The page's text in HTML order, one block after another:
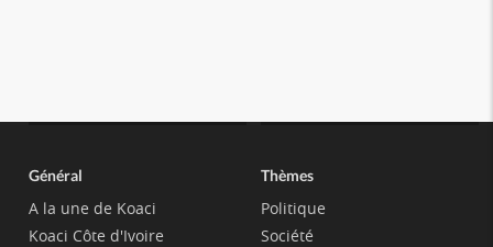
Général
A la une de Koaci
Koaci Côte d'Ivoire
Thèmes
Politique
Société